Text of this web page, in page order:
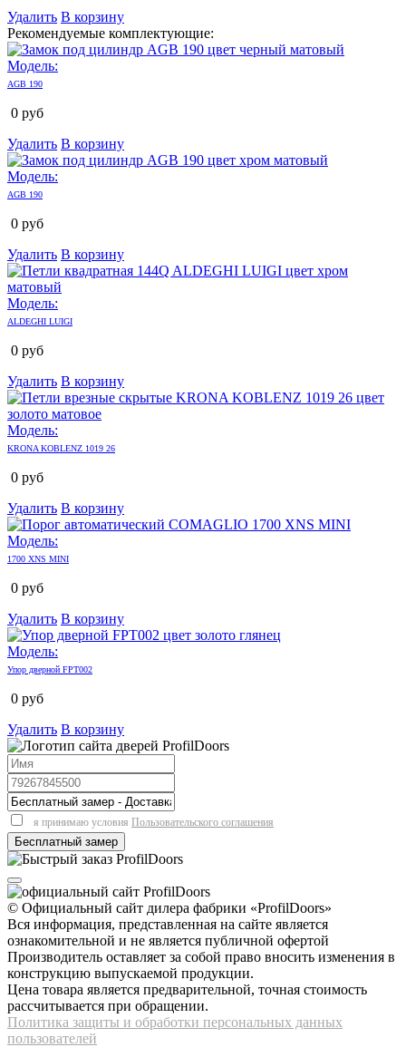
Удалить В корзину
Рекомендуемые комплектующие:
Модель:
AGB 190
0 руб
Удалить В корзину
Модель:
AGB 190
0 руб
Удалить В корзину
Модель:
ALDEGHI LUIGI
0 руб
Удалить В корзину
Модель:
KRONA KOBLENZ 1019 26
0 руб
Удалить В корзину
Модель:
1700 XNS MINI
0 руб
Удалить В корзину
Модель:
Упор дверной FPT002
0 руб
Удалить В корзину
я принимаю условия Пользовательского соглашения
© Официальный сайт дилера фабрики «ProfilDoors»
Вся информация, представленная на сайте является
ознакомительной и не является публичной офертой
Производитель оставляет за собой право вносить изменения в
конструкцию выпускаемой продукции.
Цена товара является предварительной, точная стоимость
рассчитывается при обращении.
Политика защиты и обработки персональных данных
пользователей